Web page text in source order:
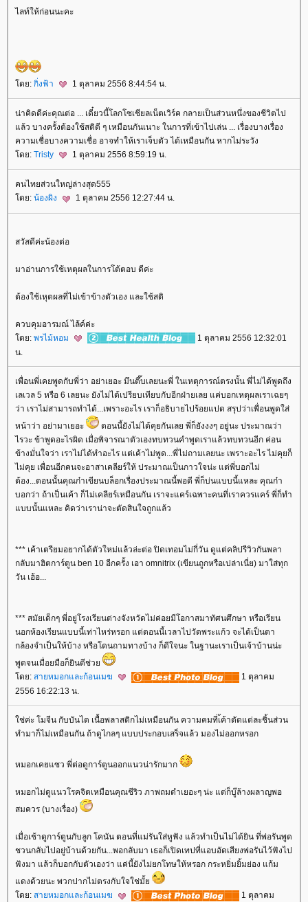
ไลท์ให้ก่อนนะคะ
ดย: กิ่งฟ้า 1 ตุลาคม 2556 8:44:54 น.
น่าคิดดีค่ะคุณต่อ ... เดี๋ยวนี้โลกโซเชียลเน็ตเวิร์ค กลายเป็นส่วนหนึ่งของชีวิตไป
ล้ว บางครั้งต้องใช้สติดี ๆ เหมือนกันเนาะ ในการที่เข้าไปเล่น ... เรื่องบางเรื่อง
ความเชื่อบางความเชื่อ อาจทำให้เราเจ็บตัว ได้เหมือนกัน หากไม่ระวัง
ดย: Tristy 1 ตุลาคม 2556 8:59:19 น.
คนไทยส่วนใหญ่ล่างสุด555
ดย: น้องผิง 1 ตุลาคม 2556 12:27:44 น.
สวัสดีค่ะน้องต่อ
มาอ่านการใช้เหตุผลในการโต้ตอบ ดีค่ะ
ต้องใช้เหุตผลที่ไม่เข้าข้างตัวเอง และใช้สติ
ควบคุมอารมณ์ ไล้ค์ค่ะ
ดย: พรไม้หอม
1 ตุลาคม 2556 12:32:01
น.
เพื่อนพี่เคยพูดกับพี่ว่า อย่าเยอะ มึนตึ๊บเลยนะพี่ ในเหตุการณ์ตรงนั้น พี่ไม่ได้พูดถึง
เลเวล 5 หรือ 6 เลยนะ ยังไม่ได้เปรียบเทียบกับอีกฝ่ายเลย แค่บอกเหตุผลเราเฉยๆ
ว่า เราไม่สามารถทำได้...เพราะอะไร เราก็อธิบายไปร้อยแปด สรุปว่าเพื่อนพูดใส่
หน้าว่า อย่ามาเยอะ
ตอนนี้ยังไม่ได้คุยกันเลย พี่ก็ยังงงๆ อยู่นะ ประมาณว่า
ไรวะ ข้าพูดอะไรผิด เมื่อพิจารณาตัวเองทบทวนคำพูดเราแล้วทบทวนอีก ค่อน
ข้างมั่นใจว่า เราไม่ได้ทำอะไร แต่เค้าไม่พูด...พี่ไม่ถามเลยนะ เพราะอะไร ไม่คุยก็
ไม่คุย เพื่อนอีกคนจะอาสาเคลียร์ให้ ประมาณเป็นกาวใจน่ะ แต่พี่บอกไม่
ต้อง...ตอนนั้นคุณก๋าเขียนบล็อกเรื่องประมาณนี้พอดี พี่ก็บ่นแบบนี้แหละ คุณก๋า
บอกว่า ถ้าเป็นเค้า ก็ไม่เคลียร์เหมือนกัน เราจะแคร์เฉพาะคนที่เราควรแคร์ พี่ก็ทำ
บบนั้นแหละ คิดว่าเราน่าจะตัดสินใจถูกแล้ว
*** เค้าเตรียมอยากได้ตัวใหม่แล้วล่ะต่อ ปิดเทอมไม่กี่วัน ดูแต่คลิปรีวิวกันพลา
กลับมาฮิตการ์ตูน ben 10 อีกครั้ง เอา omnitrix (เขียนถูกหรือเปล่าเนี่ย) มาใส่ทุก
วัน เฮ้อ...
*** สมัยเด็กๆ พี่อยู่โรงเรียนต่างจังหวัดไม่ค่อยมีโอกาสมาทัศนศึกษา หรือเรียน
นอกห้องเรียนแบบนี้เท่าไหร่หรอก แต่ตอนนี้เวลาไปวัดพระแก้ว จะได้เป็นตา
กล้องจำเป็นให้บ้าง หรือโดนถามทางบ้าง ก็ดีใจนะ ในฐานะเราเป็นเจ้าบ้านน่ะ
พูดจนเมื่อยมือก็ยินดีช่ว
ดย: สายหมอกและก้อนเมฆ
1 ตุลาคม
2556 16:22:13 น.
ช่ค่ะ โมจีน กับบันได เนื้อพลาสติกไม่เหมือนกัน ความคมที่เ้ค้าตัดแต่ละชิ้นส่วน
ทำมาก็ไม่เหมือนกัน ถ้าดูไกลๆ แบบประกอบเสร็จแล้ว มองไม่ออกหรอก
หมอกเคยแซว พี่ต่อดูการ์ตูนออกแนวน่ารักมาก
หมอกไม่ดูแนวโรคจิตเหมือนคุณชีริว ภาพถมดำเยอะๆ น่ะ แต่ก็บู๊ล้างผลาญพอ
สมควร (บางเรื่อง)
เมื่อเช้าดูการ์ตูนกับลูก โคนัน ตอนที่แม่รันใส่หูฟัง แล้วทำเป็นไม่ได้ยิน ที่พ่อรันพูด
ชวนกลับไปอยู่บ้านด้วยกัน...พอกลับมา เธอก็เปิดเทปที่แอบอัดเสียงพ่อรันไว้ฟังไป
ฟังมา แล้วก็บอกกับตัวเองว่า แค่นี้ยังไม่ยกโทษให้หรอก กระหยิ่มยิ้มย่อง แก้ม
ดงด้วยนะ พวกปากไม่ตรงกับใจใช่มั้
ดย: สายหมอกและก้อนเมฆ
1 ตุลาคม